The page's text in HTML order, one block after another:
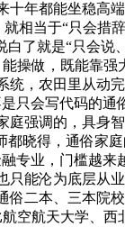
年都能坐稳高
相当于“只会
了就是“只会
操做，既能靠
，农田里从
只会写代码的
强调的，具
晓得，通俗
专业，门槛越
能沦为底层
二本、三本
空航天大学、